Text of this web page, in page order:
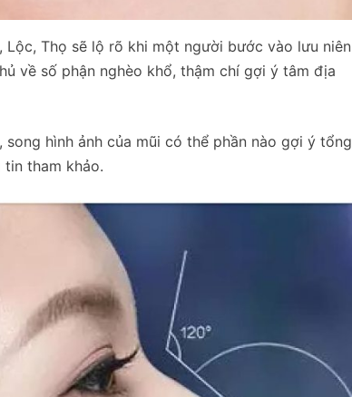
Thọ sẽ lộ rõ khi một người bước vào lưu niên
về số phận nghèo khổ, thậm chí gợi ý tâm địa
hình ảnh của mũi có thể phần nào gợi ý tổng
tham khảo.